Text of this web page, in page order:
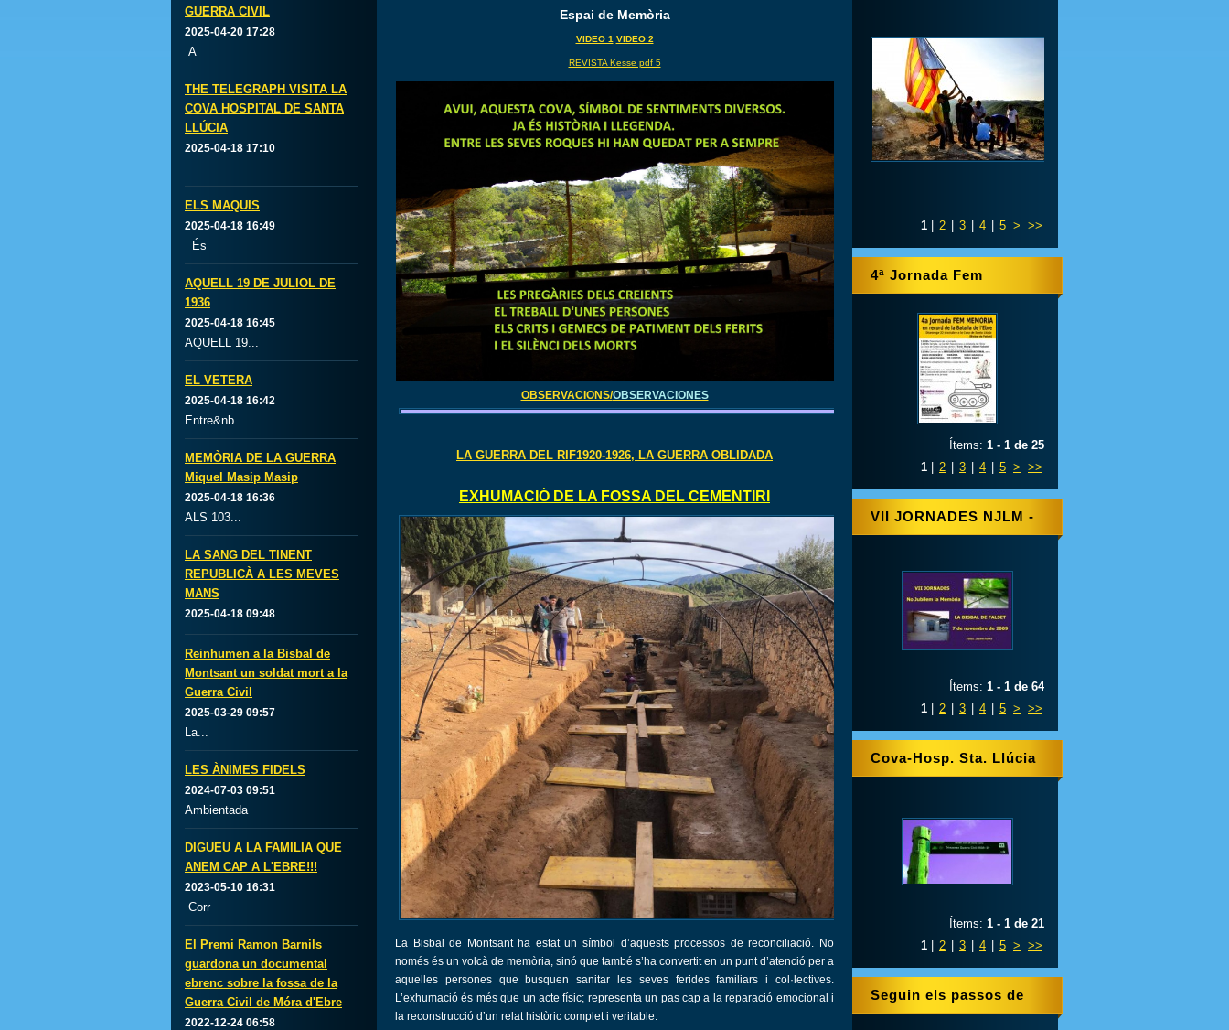
Espai de Memòria
VIDEO 1 VIDEO 2
REVISTA Kesse pdf 5
OBSERVACIONS/OBSERVACIONES
LA GUERRA DEL RIF1920-1926, LA GUERRA OBLIDADA
EXHUMACIÓ DE LA FOSSA DEL CEMENTIRI
La Bisbal de Montsant ha estat un símbol d’aquests processos de reconciliació. No
només és un volcà de memòria, sinó que també s’ha convertit en un punt d’atenció per a
aquelles persones que busquen sanitar les seves ferides familiars i col·lectives.
L’exhumació és més que un acte físic; representa un pas cap a la reparació emocional i
la reconstrucció d’un relat històric complet i veritable.
GUERRA CIVIL
2025-04-20 17:28
A
THE TELEGRAPH VISITA LA
COVA HOSPITAL DE SANTA
LLÚCIA
2025-04-18 17:10
ELS MAQUIS
2025-04-18 16:49
És
AQUELL 19 DE JULIOL DE
1936
2025-04-18 16:45
AQUELL 19...
EL VETERA
2025-04-18 16:42
Entre&nb
MEMÒRIA DE LA GUERRA
Miquel Masip Masip
2025-04-18 16:36
ALS 103...
LA SANG DEL TINENT
REPUBLICÀ A LES MEVES
MANS
2025-04-18 09:48
Reinhumen a la Bisbal de
Montsant un soldat mort a la
Guerra Civil
2025-03-29 09:57
La...
LES ÀNIMES FIDELS
2024-07-03 09:51
Ambientada
DIGUEU A LA FAMILIA QUE
ANEM CAP A L'EBRE!!!
2023-05-10 16:31
Corr
El Premi Ramon Barnils
guardona un documental
ebrenc sobre la fossa de la
Guerra Civil de Móra d'Ebre
2022-12-24 06:58
1 2 3 4 5 > >>
4ª Jornada Fem
Memòria
Ítems: 1 - 1 de 25
1
2 3 4 5 > >>
VII JORNADES NJLM -
Ítems: 1 - 1 de 64
1
2 3 4 5 > >>
Cova-Hosp. Sta. Llúcia
Ítems: 1 - 1 de 21
1
2 3 4 5 > >>
Seguin els passos de